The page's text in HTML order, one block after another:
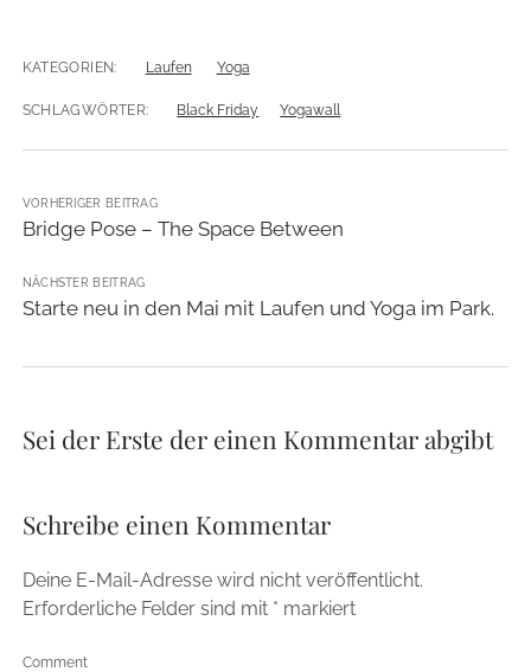
KATEGORIEN: Laufen Yoga
SCHLAGWÖRTER: Black Friday Yogawall
VORHERIGER BEITRAG
Bridge Pose – The Space Between
NÄCHSTER BEITRAG
Starte neu in den Mai mit Laufen und Yoga im Park.
Sei der Erste der einen Kommentar abgibt
Schreibe einen Kommentar
Deine E-Mail-Adresse wird nicht veröffentlicht.
Erforderliche Felder sind mit * markiert
Comment